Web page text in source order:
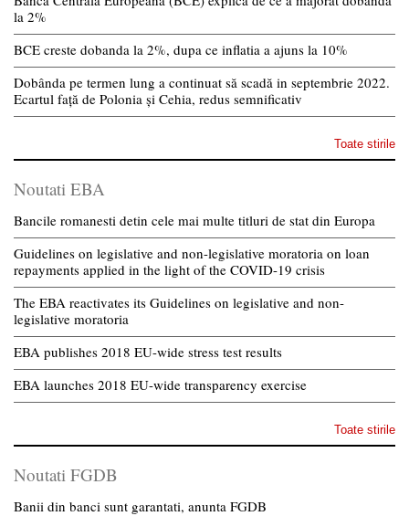
la 2%
BCE creste dobanda la 2%, dupa ce inflatia a ajuns la 10%
Dobânda pe termen lung a continuat să scadă in septembrie 2022.
Ecartul față de Polonia și Cehia, redus semnificativ
Toate stirile
Noutati EBA
Bancile romanesti detin cele mai multe titluri de stat din Europa
Guidelines on legislative and non-legislative moratoria on loan
repayments applied in the light of the COVID-19 crisis
The EBA reactivates its Guidelines on legislative and non-
legislative moratoria
EBA publishes 2018 EU-wide stress test results
EBA launches 2018 EU-wide transparency exercise
Toate stirile
Noutati FGDB
Banii din banci sunt garantati, anunta FGDB